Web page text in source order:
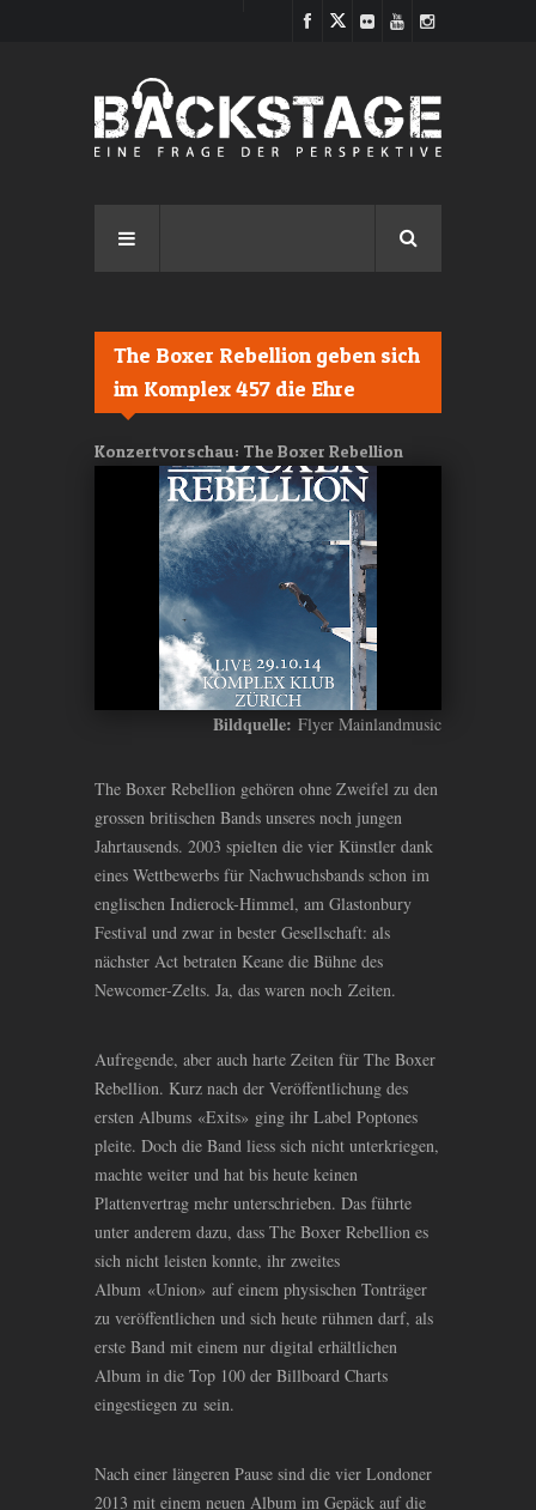
The Boxer Rebellion geben sich
im Komplex 457 die Ehre
Konzertvorschau: The Boxer Rebellion
Bildquelle: Flyer Mainlandmusic
The Boxer Rebellion gehören ohne Zweifel zu den
grossen britischen Bands unseres noch jungen
Jahrtausends. 2003 spielten die vier Künstler dank
eines Wettbewerbs für Nachwuchsbands schon im
englischen Indierock-Himmel, am Glastonbury
Festival und zwar in bester Gesellschaft: als
nächster Act betraten Keane die Bühne des
Newcomer-Zelts. Ja, das waren noch Zeiten.
Aufregende, aber auch harte Zeiten für The Boxer
Rebellion. Kurz nach der Veröffentlichung des
ersten Albums «Exits» ging ihr Label Poptones
pleite. Doch die Band liess sich nicht unterkriegen,
machte weiter und hat bis heute keinen
Plattenvertrag mehr unterschrieben. Das führte
unter anderem dazu, dass The Boxer Rebellion es
sich nicht leisten konnte, ihr zweites
Album «Union» auf einem physischen Tonträger
zu veröffentlichen und sich heute rühmen darf, als
erste Band mit einem nur digital erhältlichen
Album in die Top 100 der Billboard Charts
eingestiegen zu sein.
Nach einer längeren Pause sind die vier Londoner
2013 mit einem neuen Album im Gepäck auf die